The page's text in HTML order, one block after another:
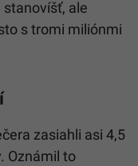
ale
s tromi miliónmi
zasiahli asi 4,5
Oznámil to